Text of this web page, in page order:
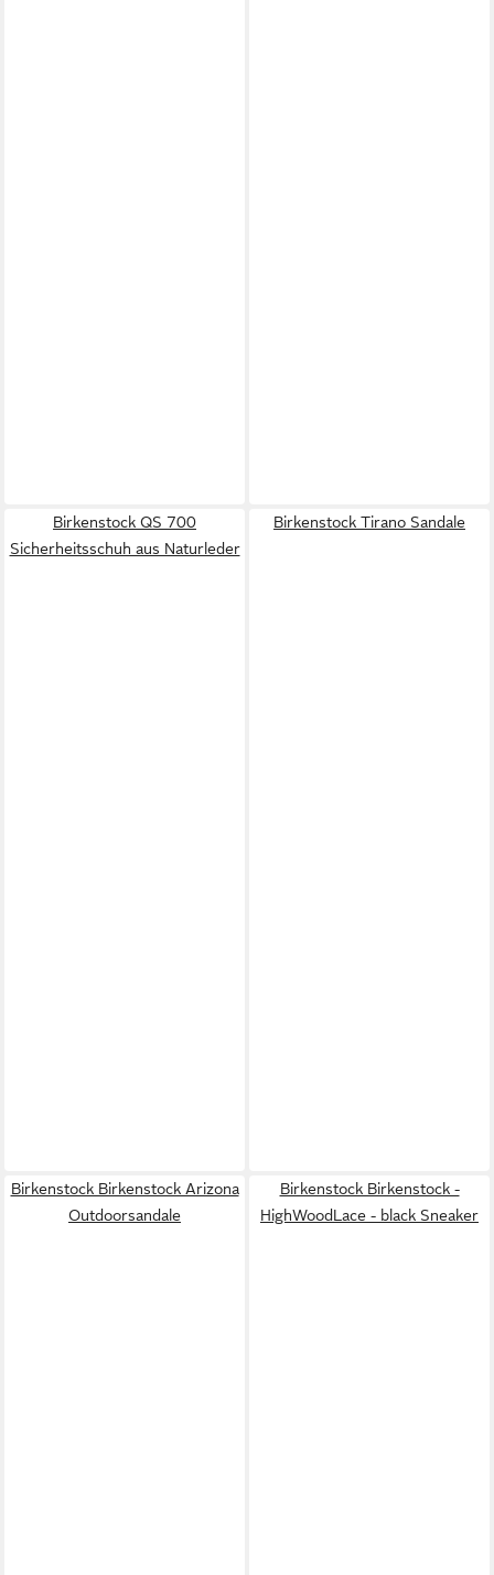
Birkenstock QS 700
Sicherheitsschuh aus Naturleder
Birkenstock Tirano Sandale
Birkenstock Birkenstock Arizona
Outdoorsandale
Birkenstock Birkenstock -
HighWoodLace - black Sneaker